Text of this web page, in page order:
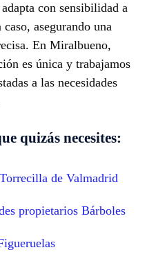
con sensibilidad a
asegurando una
En Miralbueno,
es única y trabajamos
a las necesidades
quizás necesites:
de Valmadrid
propietarios Bárboles